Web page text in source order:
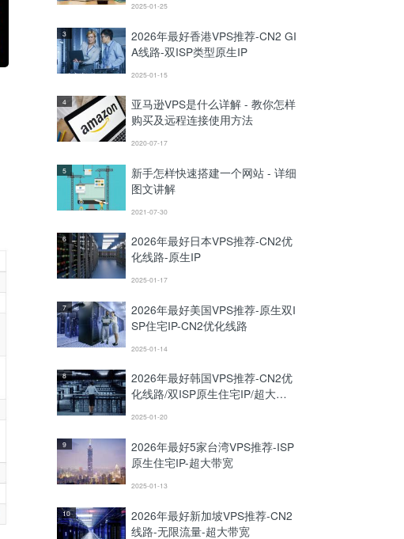
2025-01-25
3
2026年最好香港VPS推荐-CN2 GI
A线路-双ISP类型原生IP
2025-01-15
4
亚马逊VPS是什么详解 - 教你怎样
购买及远程连接使用方法
2020-07-17
5
新手怎样快速搭建一个网站 - 详细
图文讲解
2021-07-30
6
2026年最好日本VPS推荐-CN2优
化线路-原生IP
2025-01-17
7
2026年最好美国VPS推荐-原生双I
SP住宅IP-CN2优化线路
2025-01-14
8
2026年最好韩国VPS推荐-CN2优
化线路/双ISP原生住宅IP/超大带
2025-01-20
9
2026年最好5家台湾VPS推荐-ISP
原生住宅IP-超大带宽
2025-01-13
10
2026年最好新加坡VPS推荐-CN2
线路-无限流量-超大带宽